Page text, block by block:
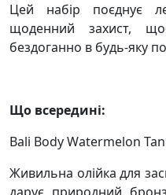
Цей набір поєднує
щоденний захист,
бездоганно в будь-яку
Що всередині:
Bali Body Watermelon
Живильна олійка для